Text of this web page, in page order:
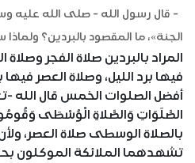
- قال رسول الله - صلى الله عليه
الجنة»، ما المقصود بالبردين؟
المراد بالبردين صلاة الفجر وصلاة
فيها برد الليل، وصلاة العصر فيها
أفضل الصلوات الخمس قال الله
الصَّلَوَاتِ وَالصَّلاةِ الْوُسْطَى وَقُومُوا
بالصلاة الوسطى صلاة العصر،
تشهدهما الملائكة الموكلون